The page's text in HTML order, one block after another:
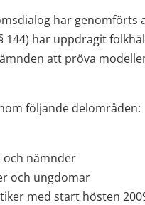
har genomförts
144) har uppdragit
att pröva
följande delområden:
och nämnder
och ungdomar
med start hösten